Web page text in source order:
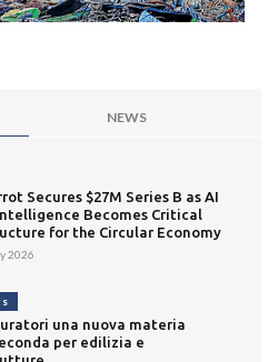
NEWS
Secures $27M Series B as AI
Becomes Critical
for the Circular Economy
2026
una nuova materia
per edilizia e